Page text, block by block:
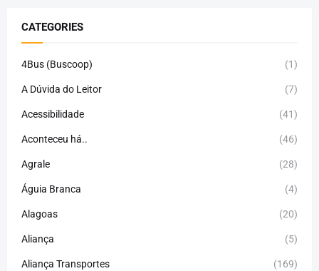
CATEGORIES
4Bus (Buscoop) (1)
A Dúvida do Leitor (7)
Acessibilidade (41)
Aconteceu há.. (46)
Agrale (28)
Águia Branca (4)
Alagoas (20)
Aliança (5)
Aliança Transportes (169)